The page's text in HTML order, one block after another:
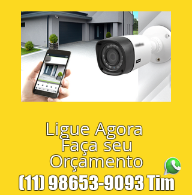
Ligue Agora
Faça seu
Orçamento
(11) 98653-9093Tim